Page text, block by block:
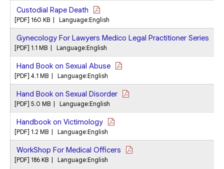
Custodial Rape Death
[PDF] 160 KB | Language:English
Gynecology For Lawyers Medico Legal Practitioner Series
[PDF] 1.1 MB | Language:English
Hand Book on Sexual Abuse
[PDF] 4.1 MB | Language:English
Hand Book on Sexual Disorder
[PDF] 5.0 MB | Language:English
Handbook on Victimology
[PDF] 1.2 MB | Language:English
WorkShop For Medical Officers
[PDF] 186 KB | Language:English